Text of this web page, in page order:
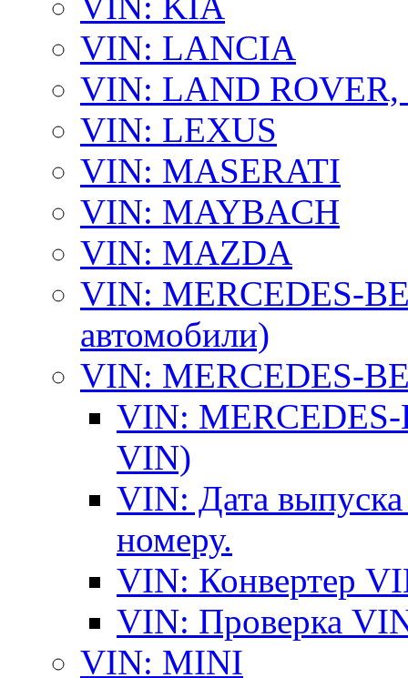
VIN: LANCIA
VIN: LAND ROVER,
VIN: LEXUS
VIN: MASERATI
VIN: MAYBACH
VIN: MAZDA
VIN: MERCEDES-
автомобили)
VIN: MERCEDES-
VIN: MERCEDES-
VIN)
VIN: Дата
номеру.
VIN: Конвертер
VIN: Проверка
VIN: MINI